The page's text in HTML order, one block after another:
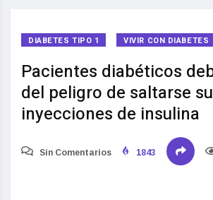
DIABETES TIPO 1 VIVIR CON DIABETES
Pacientes diabéticos
del peligro de saltarse
inyecciones de insulina
Sin Comentarios 1843